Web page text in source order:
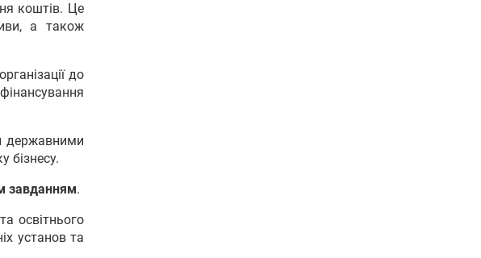
коштів. Це
а також
до
державними
бізнесу.
завданням.
освітнього
установ та